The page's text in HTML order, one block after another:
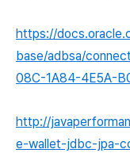
https://
base/adbsa/
08C-1A84-4E5A-
http://
e-wallet-jdbc-jpa-